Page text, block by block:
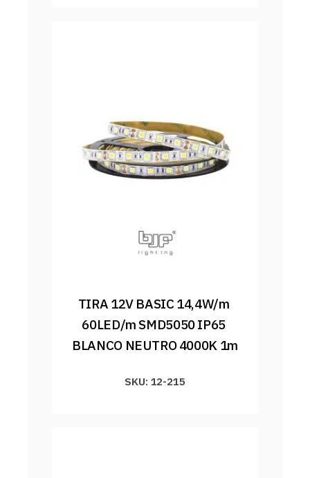
TIRA 12V BASIC 14,4W/m
60LED/m SMD5050 IP65
BLANCO NEUTRO 4000K 1m
SKU: 12-215